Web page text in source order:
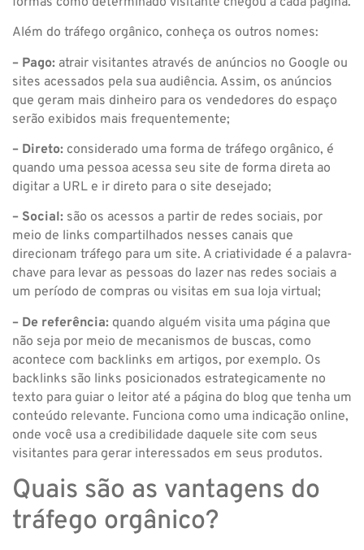
Além do tráfego orgânico, conheça os outros nomes:
– Pago: atrair visitantes através de anúncios no Google ou
sites acessados pela sua audiência. Assim, os anúncios
que geram mais dinheiro para os vendedores do espaço
serão exibidos mais frequentemente;
– Direto: considerado uma forma de tráfego orgânico, é
quando uma pessoa acessa seu site de forma direta ao
digitar a URL e ir direto para o site desejado;
– Social: são os acessos a partir de redes sociais, por
meio de links compartilhados nesses canais que
direcionam tráfego para um site. A criatividade é a palavra-
chave para levar as pessoas do lazer nas redes sociais a
um período de compras ou visitas em sua loja virtual;
– De referência: quando alguém visita uma página que
não seja por meio de mecanismos de buscas, como
acontece com backlinks em artigos, por exemplo. Os
backlinks são links posicionados estrategicamente no
texto para guiar o leitor até a página do blog que tenha um
conteúdo relevante. Funciona como uma indicação online,
onde você usa a credibilidade daquele site com seus
visitantes para gerar interessados em seus produtos.
Quais são as vantagens do
tráfego orgânico?